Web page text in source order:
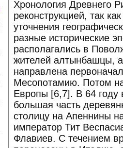
Хронология Древнего
реконструкцией, так
уточнения
разные исторические
располагались в
жителей алтынбашцы,
направлена
Месопотамию. Потом
Европы [6,7]. В 64 году
большая часть
столицу на Апеннины
император Тит
Флавиев. С течением